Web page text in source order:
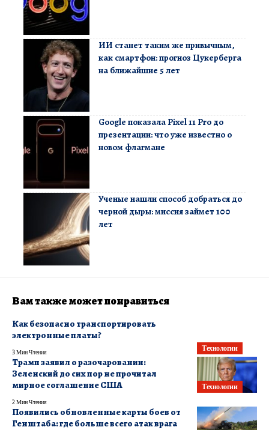
ИИ станет таким же привычным,
как смартфон: прогноз Цукерберга
на ближайшие 5 лет
Google показала Pixel 11 Pro до
презентации: что уже известно о
новом флагмане
Ученые нашли способ добраться до
черной дыры: миссия займет 100
лет
Вам также может понравиться
Технологии
Как безопасно транспортировать
электронные платы?
3 Мин Чтения
Технологии
Трамп заявил о разочаровании:
Зеленский до сих пор не прочитал
мирное соглашение США
2 Мин Чтения
Появились обновленные карты боев от
Генштаба: где больше всего атак врага